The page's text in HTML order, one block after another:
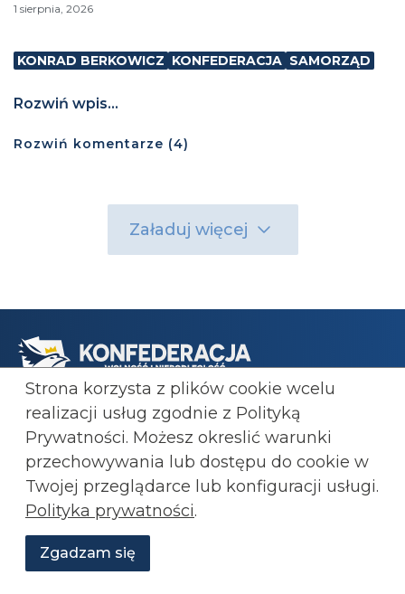
1 sierpnia, 2026
KONRAD BERKOWICZ KONFEDERACJA SAMORZĄD
Rozwiń wpis...
Rozwiń komentarze (4)
Załaduj więcej
Transmisje
O Konfederacji
Wesprzyj nas!
RSS
Newsletter
Strona korzysta z plików cookie wcelu
realizacji usług zgodnie z Polityką
Prywatności. Możesz okreslić warunki
przechowywania lub dostępu do cookie w
Twojej przeglądarce lub konfiguracji usługi.
Polityka prywatności.
Zgadzam się